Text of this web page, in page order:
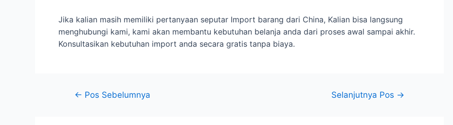
Jika kalian masih memiliki pertanyaan seputar Import barang dari China, Kalian bisa langsung
menghubungi kami, kami akan membantu kebutuhan belanja anda dari proses awal sampai akhir.
Konsultasikan kebutuhan import anda secara gratis tanpa biaya.
Navigasi
← Pos Sebelumnya Selanjutnya Pos →